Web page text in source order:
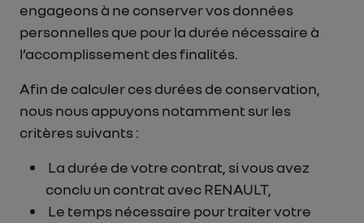
engageons à ne conserver vos données
personnelles que pour la durée nécessaire à
l’accomplissement des finalités.
Afin de calculer ces durées de conservation,
nous nous appuyons notamment sur les
critères suivants :
La durée de votre contrat, si vous avez
conclu un contrat avec RENAULT,
Le temps nécessaire pour traiter votre